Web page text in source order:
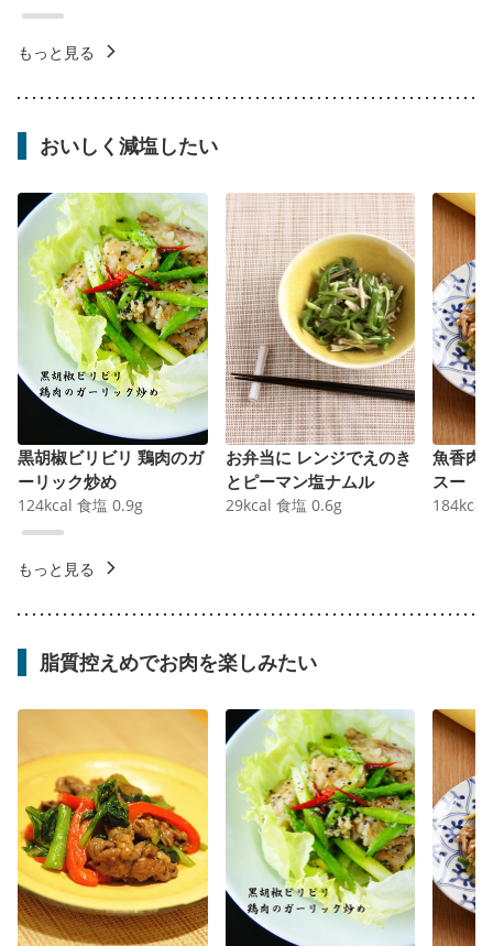
もっと見る
おいしく減塩したい
黒胡椒ビリビリ 鶏肉のガ
ーリック炒め
124kcal 食塩 0.9g
お弁当に レンジでえのき
とピーマン塩ナムル
29kcal 食塩 0.6g
魚香肉
スー
184kcal
もっと見る
脂質控えめでお肉を楽しみたい